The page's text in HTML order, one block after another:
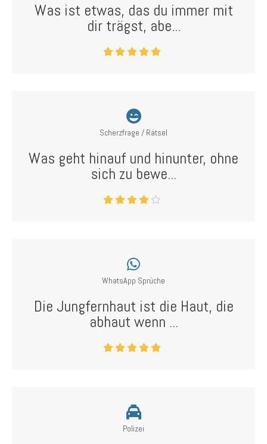
Was ist etwas, das du immer mit
dir trägst, abe...
Scherzfrage / Rätsel
Was geht hinauf und hinunter, ohne
sich zu bewe...
WhatsApp Sprüche
Die Jungfernhaut ist die Haut, die
abhaut wenn ...
Polizei